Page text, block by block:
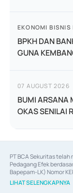
EKONOMI BISNIS
BPKH DAN
GUNA
07 AUGUST 2026
BUMI ARSANA
OKAS SENILAI
PT BCA Sekuritas
Pedagang Efek
Bapepam-LK) Nomor
06/D.04/2014 tanggal
Efek berdasarkan surat
LIHAT SELENGKAPNYA